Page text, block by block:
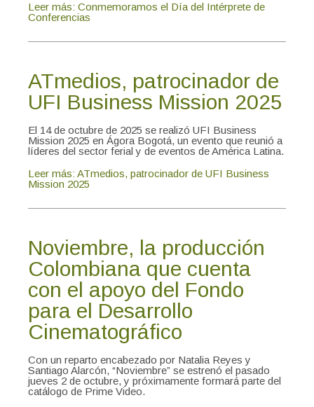
Leer más: Conmemoramos el Día del Intérprete de
Conferencias
ATmedios, patrocinador de
UFI Business Mission 2025
El 14 de octubre de 2025 se realizó UFI Business
Mission 2025 en Ágora Bogotá, un evento que reunió a
líderes del sector ferial y de eventos de América Latina.
Leer más: ATmedios, patrocinador de UFI Business
Mission 2025
Noviembre, la producción
Colombiana que cuenta
con el apoyo del Fondo
para el Desarrollo
Cinematográfico
Con un reparto encabezado por Natalia Reyes y
Santiago Alarcón, “Noviembre” se estrenó el pasado
jueves 2 de octubre, y próximamente formará parte del
catálogo de Prime Video.